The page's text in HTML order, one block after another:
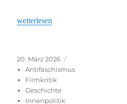
„Inkonsequente Geheimdienstkritik“
weiterlesen
Veröffentlicht
am
20. März 2026
Antifaschismus
Filmkritik
Geschichte
Innenpolitik